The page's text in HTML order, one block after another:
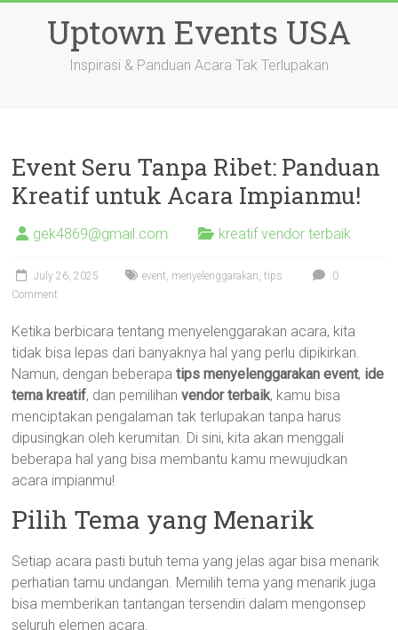
Uptown Events USA
Inspirasi & Panduan Acara Tak Terlupakan
Event Seru Tanpa Ribet: Panduan
Kreatif untuk Acara Impianmu!
gek4869@gmail.com kreatif vendor terbaik
July 26, 2025 event, menyelenggarakan,tips
0
Comment
Ketika berbicara tentang menyelenggarakan acara, kita
tidak bisa lepas dari banyaknya hal yang perlu dipikirkan.
Namun, dengan beberapatips menyelenggarakan event, ide
tema kreatif, dan pemilihanvendor terbaik, kamu bisa
menciptakan pengalaman tak terlupakan tanpa harus
dipusingkan oleh kerumitan. Di sini, kita akan menggali
beberapa hal yang bisa membantu kamu mewujudkan
acara impianmu!
Pilih Tema yang Menarik
Setiap acara pasti butuh tema yang jelas agar bisa menarik
perhatian tamu undangan. Memilih tema yang menarik juga
bisa memberikan tantangan tersendiri dalam mengonsep
seluruh elemen acara.